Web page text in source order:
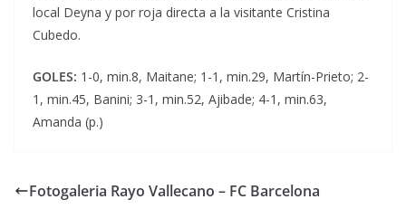
local Deyna y por roja directa a la visitante Cristina
Cubedo.
GOLES: 1-0, min.8, Maitane; 1-1, min.29, Martín-Prieto; 2-
1, min.45, Banini; 3-1, min.52, Ajibade; 4-1, min.63,
Amanda (p.)
Fotogaleria Rayo Vallecano – FC Barcelona